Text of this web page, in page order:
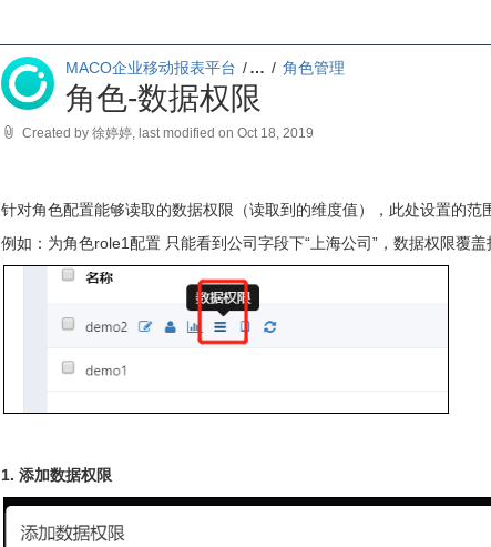
MACO企业移动报表平台 … 角色管理
角色-数据权限
Skip
of
metadata
Created by 徐婷婷, last modified on Oct 18, 2019
start
of
metadata
针对角色配置能够读取的数据权限（读取到的维度值），此处设置的范
例如：为角色role1配置 只能看到公司字段下“上海公司”，数据权限覆
1. 添加数据权限